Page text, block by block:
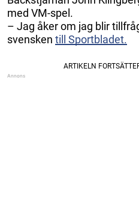
med VM-spel.
– Jag åker om jag blir
svensken till Sportbladet.